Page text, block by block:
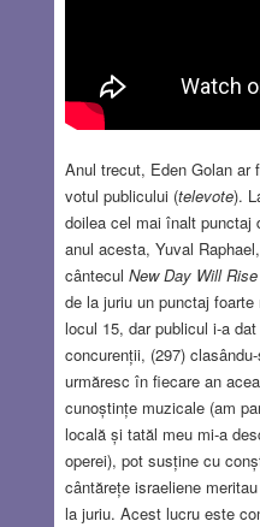
Anul trecut, Eden Golan ar
votul publicului (televote).
doilea cel mai înalt punctaj
anul acesta, Yuval
cântecul New Day Will Rise
de la juriu un punctaj
locul 15, dar publicul i-a
concurenții, (297)
urmăresc în fiecare an
cunoștințe muzicale (am
locală și tatăl meu mi-a
operei), pot susține cu
cântărețe israeliene
la juriu. Acest lucru este